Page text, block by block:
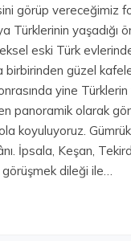
görüp vereceğimiz
Türklerinin yaşadığı
eski Türk
güzel
yine
panoramik olarak
koyuluyoruz.
İpsala, Keşan,
dileği ile…